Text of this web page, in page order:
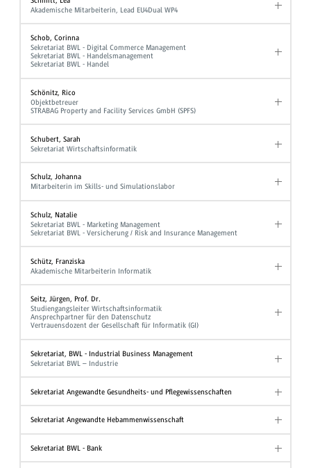
Akademische Mitarbeiterin, Lead EU4Dual WP4
Schob, Corinna
Sekretariat BWL - Digital Commerce Management
Sekretariat BWL - Handelsmanagement
Sekretariat BWL - Handel
Schönitz, Rico
Objektbetreuer
STRABAG Property and Facility Services GmbH (SPFS)
Schubert, Sarah
Sekretariat Wirtschaftsinformatik
Schulz, Johanna
Mitarbeiterin im Skills- und Simulationslabor
Schulz, Natalie
Sekretariat BWL - Marketing Management
Sekretariat BWL - Versicherung / Risk and Insurance Management
Schütz, Franziska
Akademische Mitarbeiterin Informatik
Seitz, Jürgen, Prof. Dr.
Studiengangsleiter Wirtschaftsinformatik
Ansprechpartner für den Datenschutz
Vertrauensdozent der Gesellschaft für Informatik (GI)
Sekretariat, BWL - Industrial Business Management
Sekretariat BWL – Industrie
Sekretariat Angewandte Gesundheits- und Pflegewissenschaften
Sekretariat Angewandte Hebammenwissenschaft
Sekretariat BWL - Bank